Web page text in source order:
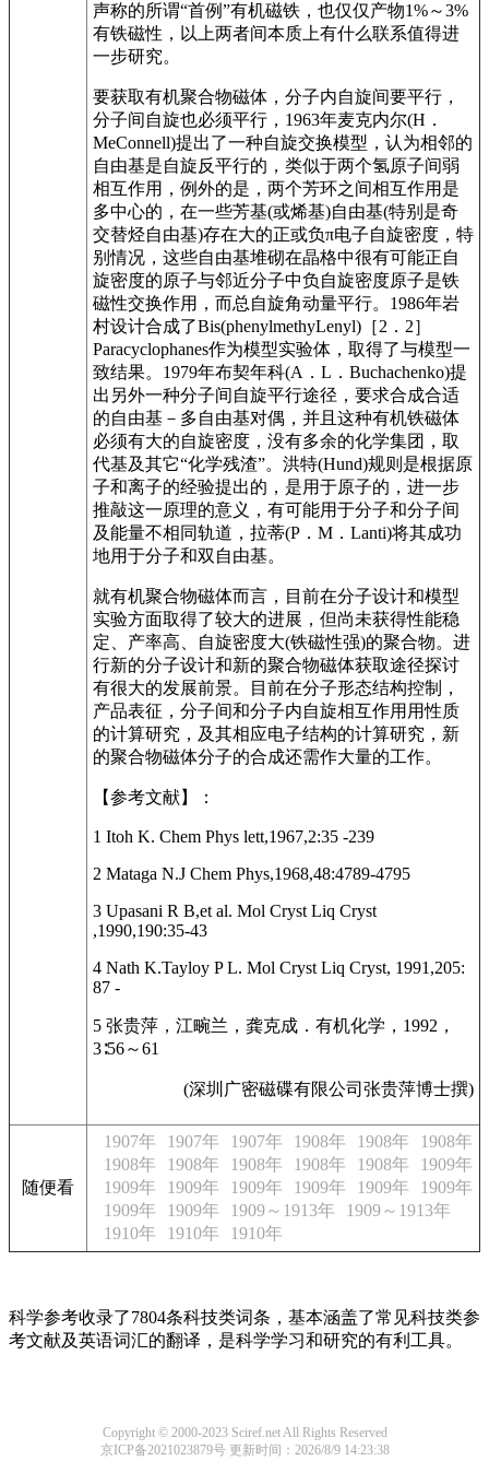
声称的所谓“首例”有机磁铁，也仅仅产物1%～3%
有铁磁性，以上两者间本质上有什么联系值得进
一步研究。
要获取有机聚合物磁体，分子内自旋间要平行，
分子间自旋也必须平行，1963年麦克内尔(H．
MeConnell)提出了一种自旋交换模型，认为相邻的
自由基是自旋反平行的，类似于两个氢原子间弱
相互作用，例外的是，两个芳环之间相互作用是
多中心的，在一些芳基(或烯基)自由基(特别是奇
交替烃自由基)存在大的正或负π电子自旋密度，特
别情况，这些自由基堆砌在晶格中很有可能正自
旋密度的原子与邻近分子中负自旋密度原子是铁
磁性交换作用，而总自旋角动量平行。1986年岩
村设计合成了Bis(phenylmethyLenyl)［2．2］
Paracyclophanes作为模型实验体，取得了与模型一
致结果。1979年布契年科(A．L．Buchachenko)提
出另外一种分子间自旋平行途径，要求合成合适
的自由基－多自由基对偶，并且这种有机铁磁体
必须有大的自旋密度，没有多余的化学集团，取
代基及其它“化学残渣”。洪特(Hund)规则是根据原
子和离子的经验提出的，是用于原子的，进一步
推敲这一原理的意义，有可能用于分子和分子间
及能量不相同轨道，拉蒂(P．M．Lanti)将其成功
地用于分子和双自由基。
就有机聚合物磁体而言，目前在分子设计和模型
实验方面取得了较大的进展，但尚未获得性能稳
定、产率高、自旋密度大(铁磁性强)的聚合物。进
行新的分子设计和新的聚合物磁体获取途径探讨
有很大的发展前景。目前在分子形态结构控制，
产品表征，分子间和分子内自旋相互作用用性质
的计算研究，及其相应电子结构的计算研究，新
的聚合物磁体分子的合成还需作大量的工作。
【参考文献】：
1 Itoh K. Chem Phys lett,1967,2:35 -239
2 Mataga N.J Chem Phys,1968,48:4789-4795
3 Upasani R B,et al. Mol Cryst Liq Cryst
,1990,190:35-43
4 Nath K.Tayloy P L. Mol Cryst Liq Cryst, 1991,205:
87 -
5 张贵萍，江畹兰，龚克成．有机化学，1992，
3∶56～61
(深圳广密磁碟有限公司张贵萍博士撰)
随便看
1907年 1907年 1907年 1908年 1908年
1908年
1908年
1908年 1908年 1908年 1908年
1909年
1909年
1909年 1909年 1909年 1909年
1909年
1909年
1909年 1909～1913年
1909～1913年
1910年
1910年 1910年
科学参考收录了7804条科技类词条，基本涵盖了常见科技类参
考文献及英语词汇的翻译，是科学学习和研究的有利工具。
Copyright © 2000-2023 Sciref.net All Rights Reserved
京ICP备2021023879号更新时间：2026/8/9 14:23:38